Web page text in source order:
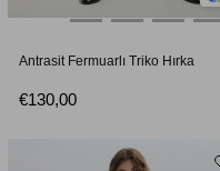
Antrasit Fermuarlı Triko Hırka
€130,00